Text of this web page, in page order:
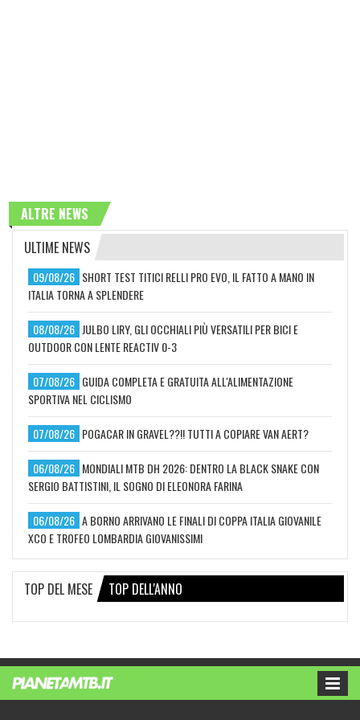
ALTRE NEWS
ULTIME NEWS
09/08/26 SHORT TEST TITICI RELLI PRO EVO, IL FATTO A MANO IN
ITALIA TORNA A SPLENDERE
08/08/26 JULBO LIRY, GLI OCCHIALI PIÙ VERSATILI PER BICI E
OUTDOOR CON LENTE REACTIV 0-3
07/08/26 GUIDA COMPLETA E GRATUITA ALL'ALIMENTAZIONE
SPORTIVA NEL CICLISMO
07/08/26 POGACAR IN GRAVEL??!! TUTTI A COPIARE VAN AERT?
06/08/26 MONDIALI MTB DH 2026: DENTRO LA BLACK SNAKE CON
SERGIO BATTISTINI, IL SOGNO DI ELEONORA FARINA
06/08/26 A BORNO ARRIVANO LE FINALI DI COPPA ITALIA GIOVANILE
XCO E TROFEO LOMBARDIA GIOVANISSIMI
TOP DEL MESE TOP DELL'ANNO